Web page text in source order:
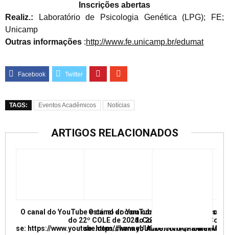
Inscrições abertas
Realiz.: Laboratório de Psicologia Genética (LPG); FE;
Unicamp
Outras informações :http://www.fe.unicamp.br/edumat
TAGS: Eventos Acadêmicos Notícias
ARTIGOS RELACIONADOS
O canal do YouTube está no ar com conferências e mesas
do 22º COLE de 2021. Confira e inscreva
se: https://www.youtube.com/channel/
O canal do YouTube está no ar com
do 22º COLE de 2021.
se: https://www.youtube.com/channel/